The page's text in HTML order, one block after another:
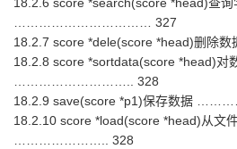
…………………………… 327
18.2.7 score *dele(score *head)删除数
18.2.8 score *sortdata(score *head)对
……………………….. 328
18.2.9 save(score *p1)保存数据
18.2.10 score *load(score *head)从文
………………….. 328